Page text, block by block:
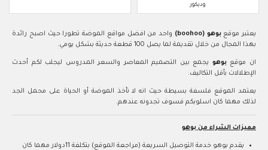
وديكور
يعتبر موقعبوهو (boohoo)
واحد من افضل مواقع الموضة تطورا حيث اصبح رائدة
بهذا المجال من خلال تقديمة لما يصل 100 قطعة حديثة بشكل يومي.
ان موقعبوهو يجمع بين التصميم المعاصر والسعر المدروس ليجلب لكم أحدث
الإطلالات بأقل التكاليف.
يعتمد الموقع فلسفة بسيطة حيث انه لا تأخذ الموضة أو الحياة على محمل الجد
لذلك مهما كان اسلوبكم فسوف تجدونه عندهم.
مميزات الشراء من بوهو
يقدم بوهو خدمة التوصيل السريعة (مراجعة الموقع) بتكلفة 11دولار مهما كان